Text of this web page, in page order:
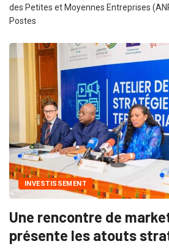
des Petites et Moyennes Entreprises
Postes
INVESTISSEMENT
Une rencontre de
présente les atouts